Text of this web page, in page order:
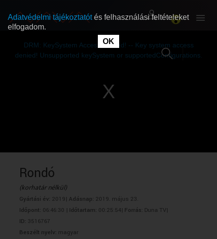
RÓLUNK
RÓLUNK
DRM: KeySystem Access Denied! -- Key system access
denied! Unsupported keySystem or supportedConfigurations.
Rondó
(korhatár nélkül)
Gyártási év: 2019| Adásnap: 2019. május 23.
Időpont: 06:46:30 | Időtartam: 00:25:54| Forrás: Duna TV|
ID: 3516767
Beszélt nyelv: magyar
Adatvédelmi tájékoztatótés felhasználási feltételeket
elfogadom.
OK